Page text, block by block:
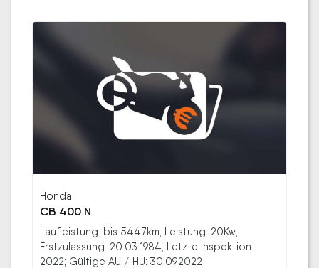
Honda
CB 400 N
Laufleistung: bis 5447km; Leistung: 20Kw;
Erstzulassung: 20.03.1984; Letzte Inspektion:
2022; Gültige AU / HU: 30.09.2022